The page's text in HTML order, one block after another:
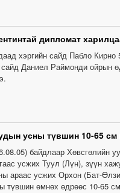
дипломат
хэргийн сайд Пабло
Даниел Раймонди ойрын
усны түвшин 10-65 см
байдлаар Хөвсгөлийн
усжих Туул (Лүн), зүүн
араас усжих Орхон (Бат-
түвшин өмнөх өдрөөс 10-65